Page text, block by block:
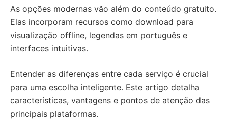
As opções modernas vão além do conteúdo gratuito.
Elas incorporam recursos como download para
visualização offline, legendas em português e
interfaces intuitivas.
Entender as diferenças entre cada serviço é crucial
para uma escolha inteligente. Este artigo detalha
características, vantagens e pontos de atenção das
principais plataformas.